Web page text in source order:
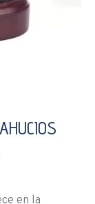
en la